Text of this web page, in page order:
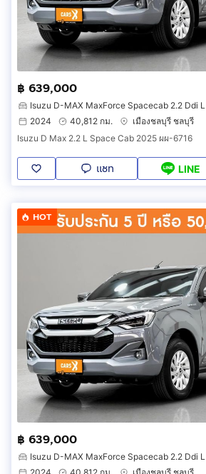
฿ 639,000
Isuzu D-MAX MaxForce Spacecab 2.2 Ddi L
2024
40,812 กม.
เมืองชลบุรี ชลบุรี
Isuzu D Max 2.2 L Space Cab 2025 ผผ-6716
แชท LINE
HOT
฿ 639,000
Isuzu D-MAX MaxForce Spacecab 2.2 Ddi L